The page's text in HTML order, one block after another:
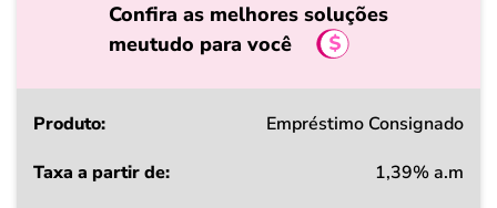
Confira as melhores soluções
meutudo para você
Produto
Empréstimo Consignado
1,39% a.m